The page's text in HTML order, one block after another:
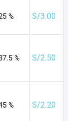
% S/3.00
% S/2.50
% S/2.20